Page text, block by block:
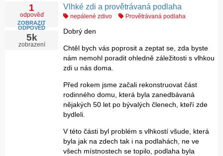
1
odpověď
ZOBRAZIT
ODPOVĚĎ
5k
zobrazení
Vlhké zdi a provětrávaná podlaha
nepálené zdivo Provětrávaná podlaha
Dobrý den
Chtěl bych vás poprosit a zeptat se, zda byste
nám nemohl poradit ohledně záležitosti s vlhkou
zdi u nás doma.
Před rokem jsme začali rekonstruovat část
rodinného domu, která byla zanedbávaná
nějakých 50 let po bývalých členech, kteří zde
bydleli.
V této části byl problém s vlhkostí všude, která
byla jak na zdech tak i na podlahách, ne ve
všech místnostech se topilo, podlaha byla